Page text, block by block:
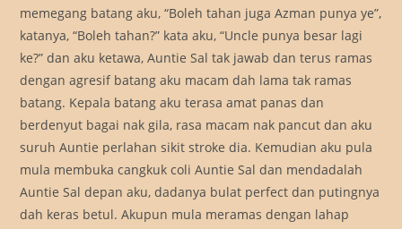
memegang batang aku, “Boleh tahan juga Azman punya ye”,
katanya, “Boleh tahan?” kata aku, “Uncle punya besar lagi
ke?” dan aku ketawa, Auntie Sal tak jawab dan terus ramas
dengan agresif batang aku macam dah lama tak ramas
batang. Kepala batang aku terasa amat panas dan
berdenyut bagai nak gila, rasa macam nak pancut dan aku
suruh Auntie perlahan sikit stroke dia. Kemudian aku pula
mula membuka cangkuk coli Auntie Sal dan mendadalah
Auntie Sal depan aku, dadanya bulat perfect dan putingnya
dah keras betul. Akupun mula meramas dengan lahap